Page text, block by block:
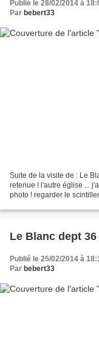
Publié le 28/02/2014 à
Par bebert33
Suite de la visite de : Le
retenue ! l'autre église ...
photo ! regarder le
Le Blanc dept
Publié le 25/02/2014 à
Par bebert33